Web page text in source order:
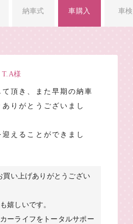
納車式 車購入 車検
T.A様
頂き、また早期の納車
りがとうございまし
えることができまし
い上げありがとうござい
嬉しいです。
ーライフをトータルサポー